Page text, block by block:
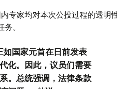
专家均对本次公投过程的透明
。
国家元首在日前发表
化。因此，议员们需要
。总统强调，法律条款